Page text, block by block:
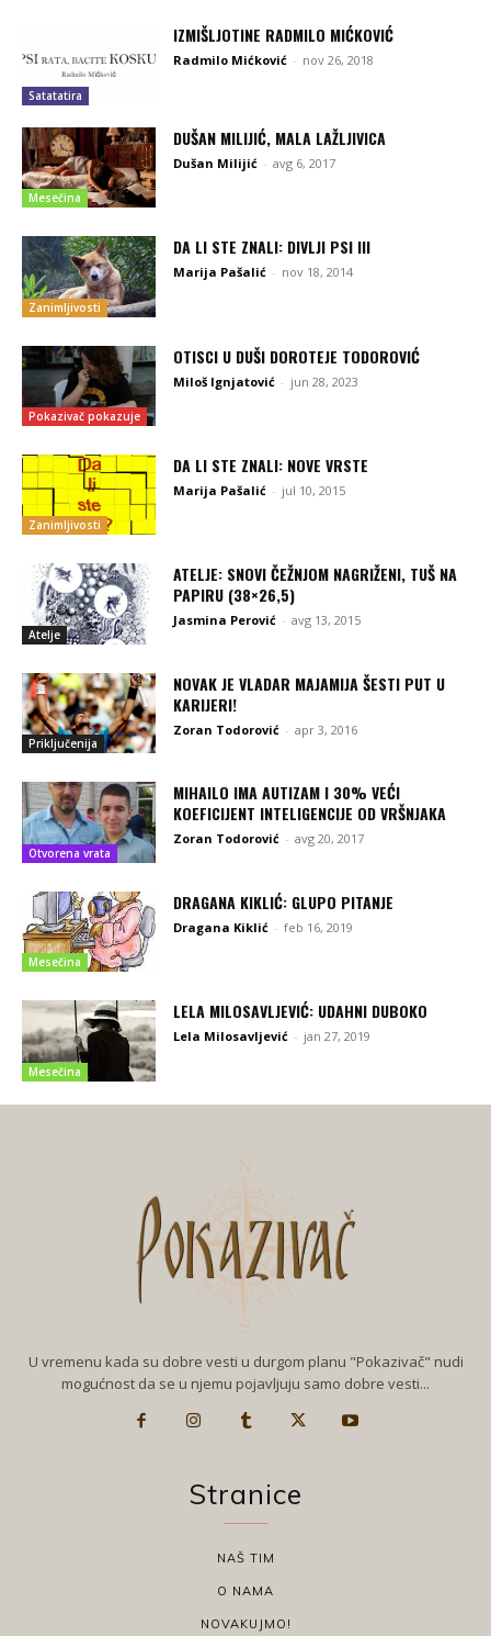
Satatatira
IZMIŠLJOTINE RADMILO MIĆKOVIĆ
Radmilo Mićković - nov 26, 2018
Mesečina
DUŠAN MILIJIĆ, MALA LAŽLJIVICA
Dušan Milijić - avg 6, 2017
Zanimljivosti
DA LI STE ZNALI: DIVLJI PSI III
Marija Pašalić - nov 18, 2014
Pokazivač pokazuje
OTISCI U DUŠI DOROTEJE TODOROVIĆ
Miloš Ignjatović - jun 28, 2023
Zanimljivosti
DA LI STE ZNALI: NOVE VRSTE
Marija Pašalić - jul 10, 2015
Atelje
ATELJE: SNOVI ČEŽNJOM NAGRIŽENI, TUŠ NA
PAPIRU (38×26,5)
Jasmina Perović - avg 13, 2015
Priključenija
NOVAK JE VLADAR MAJAMIJA ŠESTI PUT U
KARIJERI!
Zoran Todorović - apr 3, 2016
Otvorena vrata
MIHAILO IMA AUTIZAM I 30% VEĆI
KOEFICIJENT INTELIGENCIJE OD VRŠNJAKA
Zoran Todorović - avg 20, 2017
Mesečina
DRAGANA KIKLIĆ: GLUPO PITANJE
Dragana Kiklić - feb 16, 2019
Mesečina
LELA MILOSAVLJEVIĆ: UDAHNI DUBOKO
Lela Milosavljević - jan 27, 2019
U vremenu kada su dobre vesti u durgom planu "Pokazivač" nudi
mogućnost da se u njemu pojavljuju samo dobre vesti...
Stranice
NAŠ TIM
O NAMA
NOVAKUJMO!